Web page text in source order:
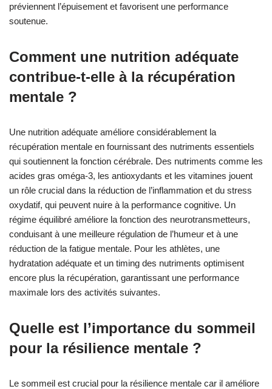
préviennent l’épuisement et favorisent une performance
soutenue.
Comment une nutrition adéquate
contribue-t-elle à la récupération
mentale ?
Une nutrition adéquate améliore considérablement la
récupération mentale en fournissant des nutriments essentiels
qui soutiennent la fonction cérébrale. Des nutriments comme les
acides gras oméga-3, les antioxydants et les vitamines jouent
un rôle crucial dans la réduction de l’inflammation et du stress
oxydatif, qui peuvent nuire à la performance cognitive. Un
régime équilibré améliore la fonction des neurotransmetteurs,
conduisant à une meilleure régulation de l’humeur et à une
réduction de la fatigue mentale. Pour les athlètes, une
hydratation adéquate et un timing des nutriments optimisent
encore plus la récupération, garantissant une performance
maximale lors des activités suivantes.
Quelle est l’importance du sommeil
pour la résilience mentale ?
Le sommeil est crucial pour la résilience mentale car il améliore